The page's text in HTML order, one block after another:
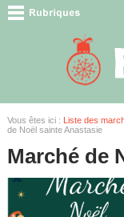
Vous êtes ici : Liste des
de Noël sainte Anastasie
Marché de